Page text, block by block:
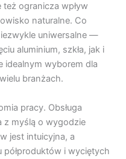
ogranicza wpływ
naturalne. Co
uniwersalne —
aluminium, szkła, jak i
wyborem dla
branżach.
pracy. Obsługa
z myślą o wygodzie
jest intuicyjna, a
półproduktów i wyciętych